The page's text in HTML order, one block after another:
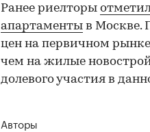
00:00 / 00:00
Ранее риелторы
апартаменты в Москве.
цен на первичном
чем на жилые
долевого участия в
Авторы